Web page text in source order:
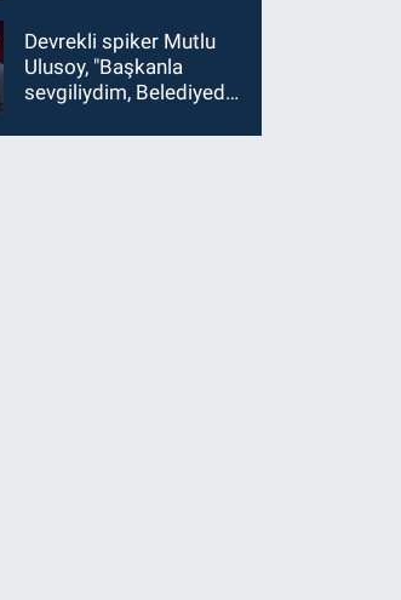
Devrekli spiker Mutlu
Ulusoy, "Başkanla
sevgiliydim, Belediyede